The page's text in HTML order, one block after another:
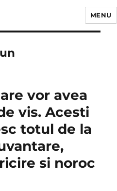
MENU
vor avea
vis. Acesti
totul de la
si noroc